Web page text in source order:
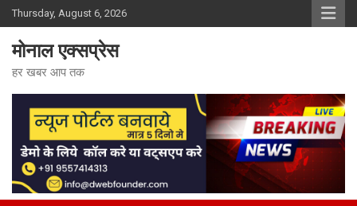
Skip
to
content
Thursday, August 6, 2026
मोनाल एक्सप्रेस
हर खबर आप तक